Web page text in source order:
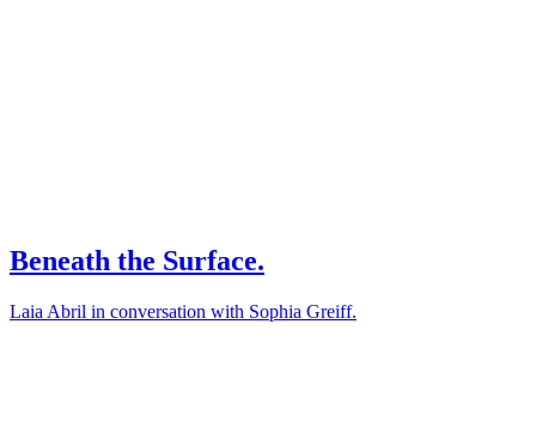
Beneath the Surface.
Laia Abril in conversation with Sophia Greiff.